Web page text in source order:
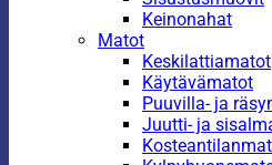
Keinonahat
Matot
Keskilattiamatot
Käytävämatot
Puuvilla- ja
Juutti- ja